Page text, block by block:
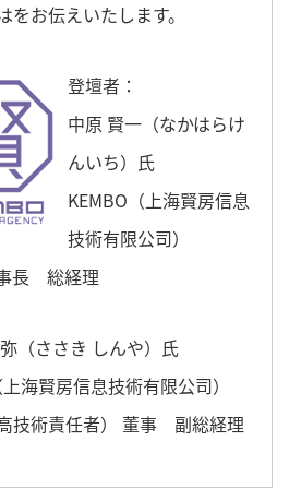
をお伝えいたします。
登壇者：
中原 賢一（なかはらけ
んいち）氏
KEMBO（上海賢房信息
技術有限公司）
長 総経理
（ささき しんや）氏
海賢房信息技術有限公司）
技術責任者） 董事 副総経理